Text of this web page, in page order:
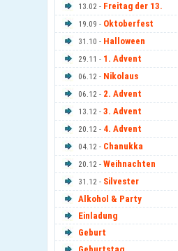
13.02 - Freitag der 13.
19.09 - Oktoberfest
31.10 - Halloween
29.11 - 1. Advent
06.12 - Nikolaus
06.12 - 2. Advent
13.12 - 3. Advent
20.12 - 4. Advent
04.12 - Chanukka
20.12 - Weihnachten
31.12 - Silvester
Alkohol & Party
Einladung
Geburt